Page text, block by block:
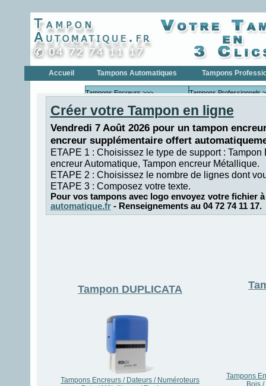
Accueil Tampons Automatiques
Tampons Encreurs >>>
Tampons Encreurs COLOP
Tampons Encreurs
TRODAT
Tampons Dateurs >>>
Tampons Dateurs COLOP
Tampons Dateurs TRODAT
Tampons Numéroteur >>>
Tampons Numéroteur
COLOP
Tampons Numéroteur
Tampons
Tampons Professionnels
Tampons
Tampons Dateurs >>>
Tampons
Tampons
Tampons
Tampons
Créer votre Tampon en ligne
Vendredi 7 Août 2026 pour un tampon
encreur supplémentaire offert
ETAPE 1 : Choisissez le type de support : Tampon
encreur Automatique, Tampon encreur Métallique.
ETAPE 2 : Choisissez le nombre de lignes dont
ETAPE 3 : Composez votre texte.
Pour vos tampons avec logo envoyez votre fichier
automatique.fr- Renseignements au 04 72 74 11 17.
Tampon DUPLICATA
Tampons Encreurs / Dateurs / Numéroteurs
Tampons
Bois